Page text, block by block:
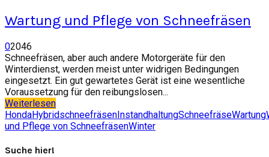
Wartung und Pflege von Schneefräsen
02046
Schneefräsen, aber auch andere Motorgeräte für den
Winterdienst, werden meist unter widrigen Bedingungen
eingesetzt. Ein gut gewartetes Gerät ist eine wesentliche
Voraussetzung für den reibungslosen...
Weiterlesen
HondaHybridschneefräsenInstandhaltungSchneefräseWartung
und Pflege von SchneefräsenWinter
Suche hier!